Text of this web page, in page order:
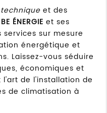
et des
BE ÉNERGIE et ses
sur mesure
énergétique et
Laissez-vous séduire
économiques et
de l'installation de
de climatisation à